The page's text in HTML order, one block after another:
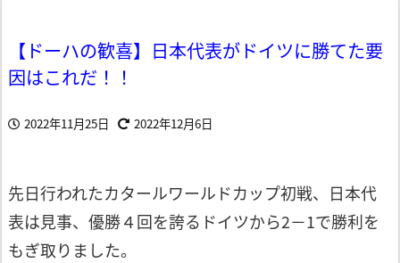
【ドーハの歓喜】日本代表がドイツに勝てた要
因はこれだ！！
2022年11月25日 2022年12月6日
先日行われたカタールワールドカップ初戦、日本代
表は見事、優勝４回を誇る ドイツから2－1で勝利を
もぎ取りました。